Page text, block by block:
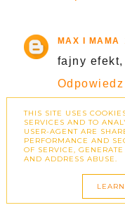
MAX I MAMA
fajny
Odpowiedz
Wow,
Odpowiedz
THIS SITE USES
SERVICES AND TO
USER-AGENT ARE
PERFORMANCE AND
OF SERVICE,
AND ADDRESS ABUSE.